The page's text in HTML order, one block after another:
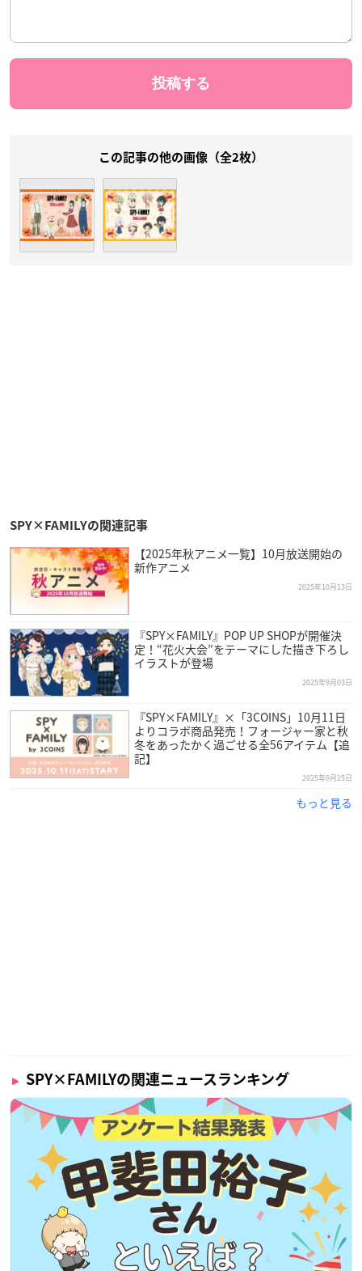
この記事の他の画像（全2枚）
SPY×FAMILYの関連記事
【2025年秋アニメ一覧】10月放送開始の
新作アニメ
2025年10月13日
『SPY×FAMILY』POP UP SHOPが開催決
定！“花火大会”をテーマにした描き下ろし
イラストが登場
2025年9月03日
『SPY×FAMILY』×「3COINS」10月11日
よりコラボ商品発売！フォージャー家と秋
冬をあったかく過ごせる全56アイテム【追
記】
2025年9月25日
もっと見る
SPY×FAMILYの関連ニュースランキング